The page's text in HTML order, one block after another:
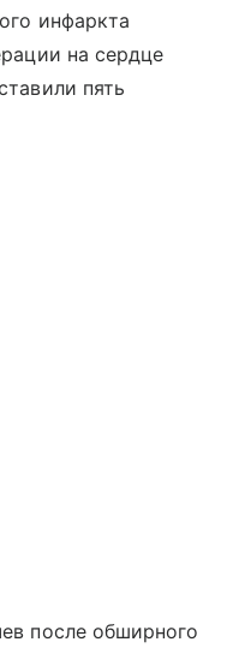
инфаркта
на сердце
пять
после обширного